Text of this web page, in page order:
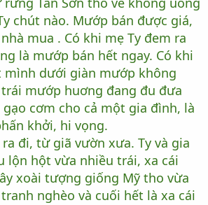
chút nào. Mướp bán được giá,
mua . Có khi mẹ Ty đem ra
là mướp bán hết ngay. Có khi
mình dưới giàn mướp không
mướp huơng đang đu đưa
cơm cho cả một gia đình, là
khởi, hi vọng.
đi, từ giã vườn xưa. Ty và gia
lộn hột vừa nhiều trái, xa cái
xoài tượng giống Mỹ tho vừa
nghèo và cuối hết là xa cái